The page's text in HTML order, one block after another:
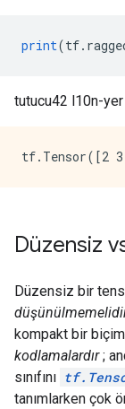
print(tf.
tutucu42 l10n-yer
Düzensiz
Düzensiz bir
kompakt bir
kodlamalardır;
sınıfını
tanımlarken çok